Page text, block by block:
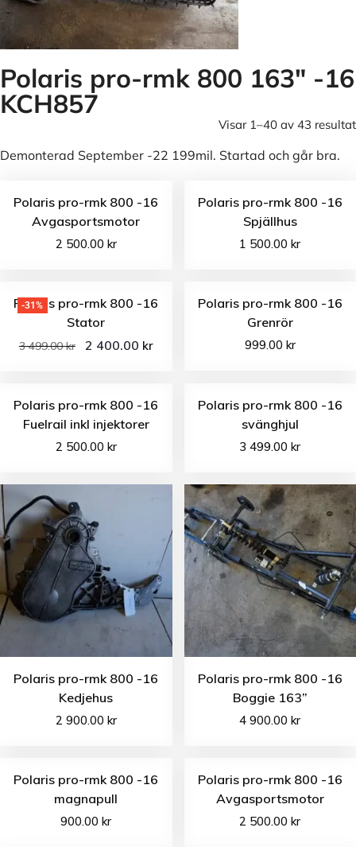
Polaris pro-rmk 800 163" -16
KCH857
Visar 1–40 av 43 resultat
Demonterad September -22 199mil. Startad och går bra.
Polaris pro-rmk 800 -16
Avgasportsmotor
2 500.00 kr
Polaris pro-rmk 800 -16
Spjällhus
1 500.00kr
-31%
Polaris pro-rmk 800 -16
Stator
3 499.00kr 2 400.00 kr
Polaris pro-rmk 800 -16
Grenrör
999.00 kr
Polaris pro-rmk 800 -16
Fuelrail inkl injektorer
2 500.00 kr
Polaris pro-rmk 800 -16
svänghjul
3 499.00kr
Polaris pro-rmk 800 -16
Kedjehus
2 900.00 kr
Polaris pro-rmk 800 -16
Boggie 163”
4 900.00kr
Polaris pro-rmk 800 -16
magnapull
900.00kr
Polaris pro-rmk 800 -16
Avgasportsmotor
2 500.00kr